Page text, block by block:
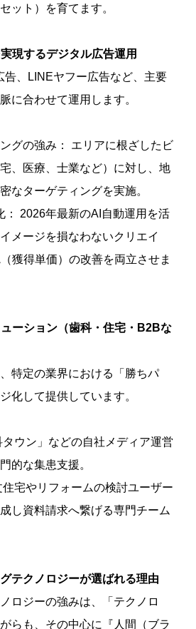
ット）を育てます。
現するデジタル広告運用
告、LINEヤフー広告など、主要
に合わせて運用します。
グの強み： エリアに根ざしたビ
、医療、士業など）に対し、地
なターゲティングを実施。
： 2026年最新のAI自動運用を活
メージを損なわないクリエイ
獲得単価）の改善を両立させま
ーション（歯科・住宅・B2Bな
特定の業界における「勝ちパ
化して提供しています。
ウン」などの自社メディア運営
的な集患支援。
宅やリフォームの検討ユーザー
し資料請求へ繋げる専門チーム
テクノロジーが選ばれる理由
ロジーの強みは、「テクノロ
らも、その中心に『人間（ブラ